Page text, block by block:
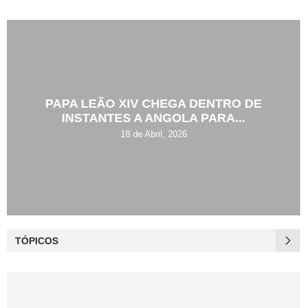
PAPA LEÃO XIV CHEGA DENTRO DE
INSTANTES A ANGOLA PARA...
18 de Abril, 2026
TÓPICOS